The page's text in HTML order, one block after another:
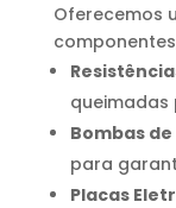
Oferecemos
queimadas
Bombas
para
Placas